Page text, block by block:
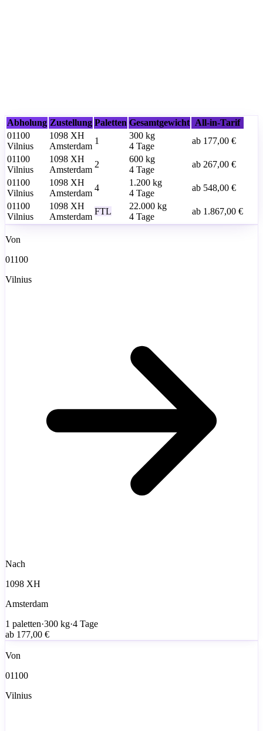
Abholung Zustellung Paletten Gesamtgewicht All-in-Tarif
01100
Vilnius
1098 XH
Amsterdam
1
300 kg
4 Tage
ab 177,00 €
01100
Vilnius
1098 XH
Amsterdam
2
600 kg
4 Tage
ab 267,00 €
01100
Vilnius
1098 XH
Amsterdam
4
1.200 kg
4 Tage
ab 548,00 €
01100
Vilnius
1098 XH
Amsterdam
FTL
22.000 kg
4 Tage
ab 1.867,00 €
Von
01100
Vilnius
Nach
1098 XH
Amsterdam
1 paletten·300 kg·4 Tage
ab 177,00 €
Von
01100
Vilnius